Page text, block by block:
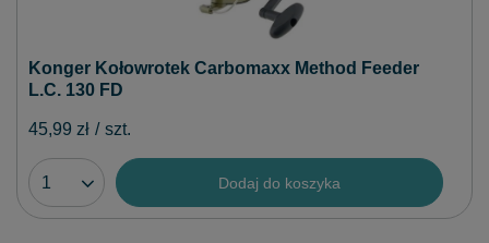
Konger Kołowrotek Carbomaxx Method Feeder
L.C. 130 FD
45,99 zł / szt.
Dodaj do koszyka